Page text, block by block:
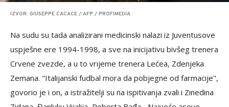
IZVOR: GIUSEPPE CACACE / AFP / PROFIMEDIA
Na sudu su tada analizirani medicinski nalazi iz Juventusove
uspješne ere 1994-1998, a sve na inicijativu bivšeg trenera
Crvene zvezde, a u to vrijeme trenera Lećea, Zdenjeka
Zemana. "Italijanski fudbal mora da pobjegne od farmacije",
govorio je i on, a istražitelji su na ispitivanja zvali i Zinedina